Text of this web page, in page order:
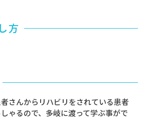
方
さんからリハビリをされている患者
ゃるので、多岐に渡って学ぶ事がで